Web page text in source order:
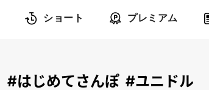
ショート プレミアム
#はじめてさんぽ #ユニドル